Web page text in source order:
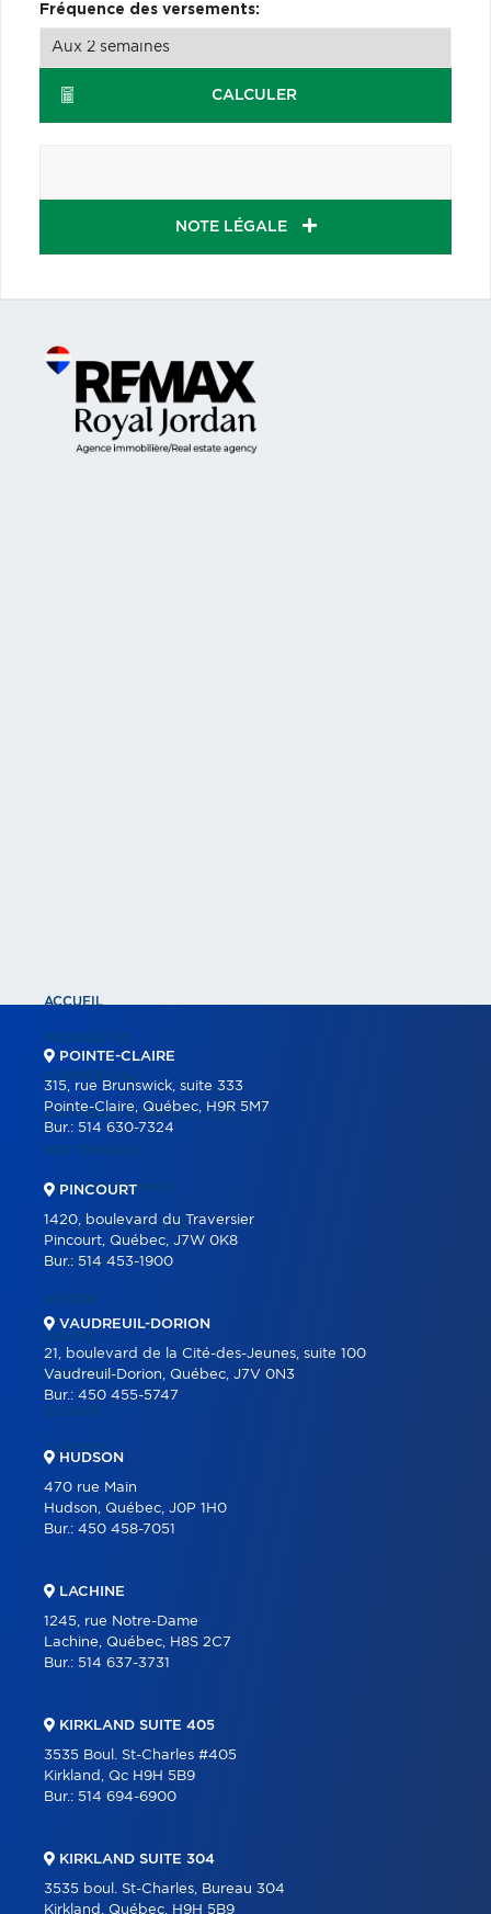
Fréquence des versements:
CALCULER
NOTE LÉGALE
ACCUEIL
PROPRIÉTÉS
COMMERCIAL
BÂTIMENTS COMMERCIAUX
PARTENAIRES
NOS PROGRAMMES
OUTILS IMMOBILIERS
ACHETER
VENDRE
ÉQUIPE
CARRIÈRE
BLOGUE
CONTACT
POINTE-CLAIRE
315, rue Brunswick, suite 333
Pointe-Claire, Québec, H9R 5M7
Bur.: 514 630-7324
PINCOURT
1420, boulevard du Traversier
Pincourt, Québec, J7W 0K8
Bur.:514 453-1900
VAUDREUIL-DORION
21, boulevard de la Cité-des-Jeunes, suite 100
Vaudreuil-Dorion, Québec, J7V 0N3
Bur.: 450 455-5747
HUDSON
470 rue Main
Hudson, Québec, J0P 1H0
Bur.: 450 458-7051
LACHINE
1245, rue Notre-Dame
Lachine, Québec, H8S 2C7
Bur.: 514 637-3731
KIRKLAND SUITE 405
3535 Boul. St-Charles #405
Kirkland, Qc H9H 5B9
Bur.: 514 694-6900
KIRKLAND SUITE 304
3535 boul. St-Charles, Bureau 304
Kirkland, Québec, H9H 5B9